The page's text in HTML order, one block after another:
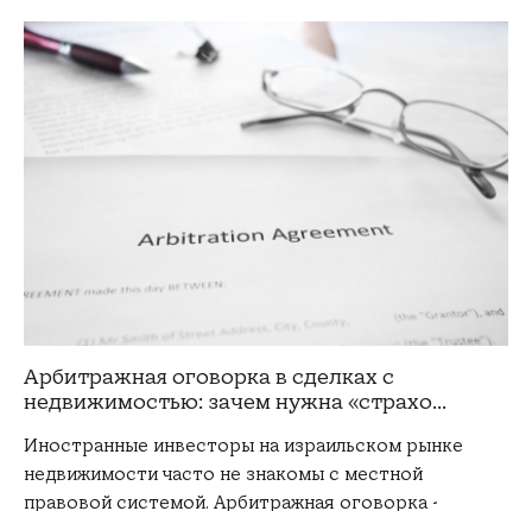
Арбитражная оговорка в сделках с
недвижимостью: зачем нужна «страхо...
Иностранные инвесторы на израильском рынке
недвижимости часто не знакомы с местной
правовой системой. Арбитражная оговорка -